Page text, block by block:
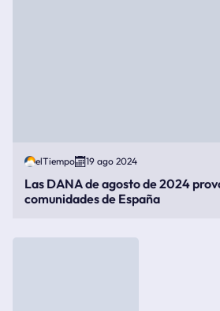
elTiempo 19 ago 2024
Las DANA de agosto de 2024
comunidades de España